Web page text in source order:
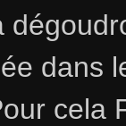
dans
cela